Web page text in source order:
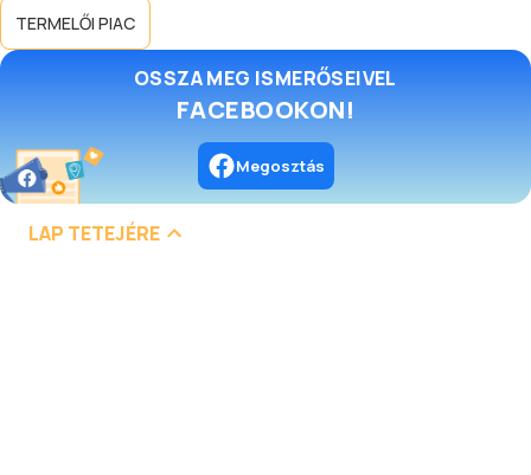
TERMELŐI PIAC
OSSZA MEG ISMERŐSEIVEL
FACEBOOKON!
Megosztás
LAP TETEJÉRE